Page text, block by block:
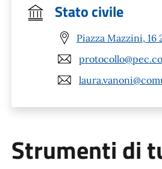
Stato civile
Piazza Mazzini, 16
Strumenti di